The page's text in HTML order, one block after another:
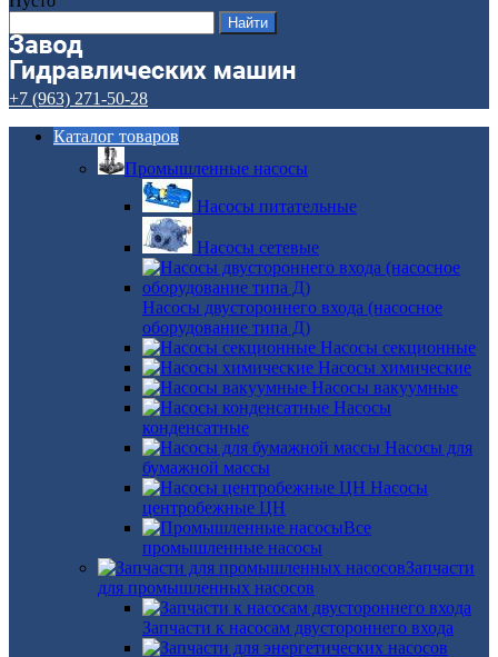
+7 (963) 271-50-28
Каталог товаров
Промышленные насосы
Насосы питательные
Насосы сетевые
Насосы двустороннего входа (насосное
оборудование типа Д)
Насосы секционные
Насосы химические
Насосы вакуумные
Насосы
конденсатные
Насосы для
бумажной массы
Насосы
центробежные ЦН
Все
промышленные насосы
Запчасти
для промышленных насосов
Запчасти к насосам двустороннего входа